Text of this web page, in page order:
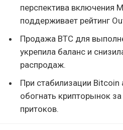
перспектива включения
поддерживает рейтинг
Продажа BTC для
укрепила баланс и
распродаж.
При стабилизации Bitcoin
обогнать крипторынок
притоков.